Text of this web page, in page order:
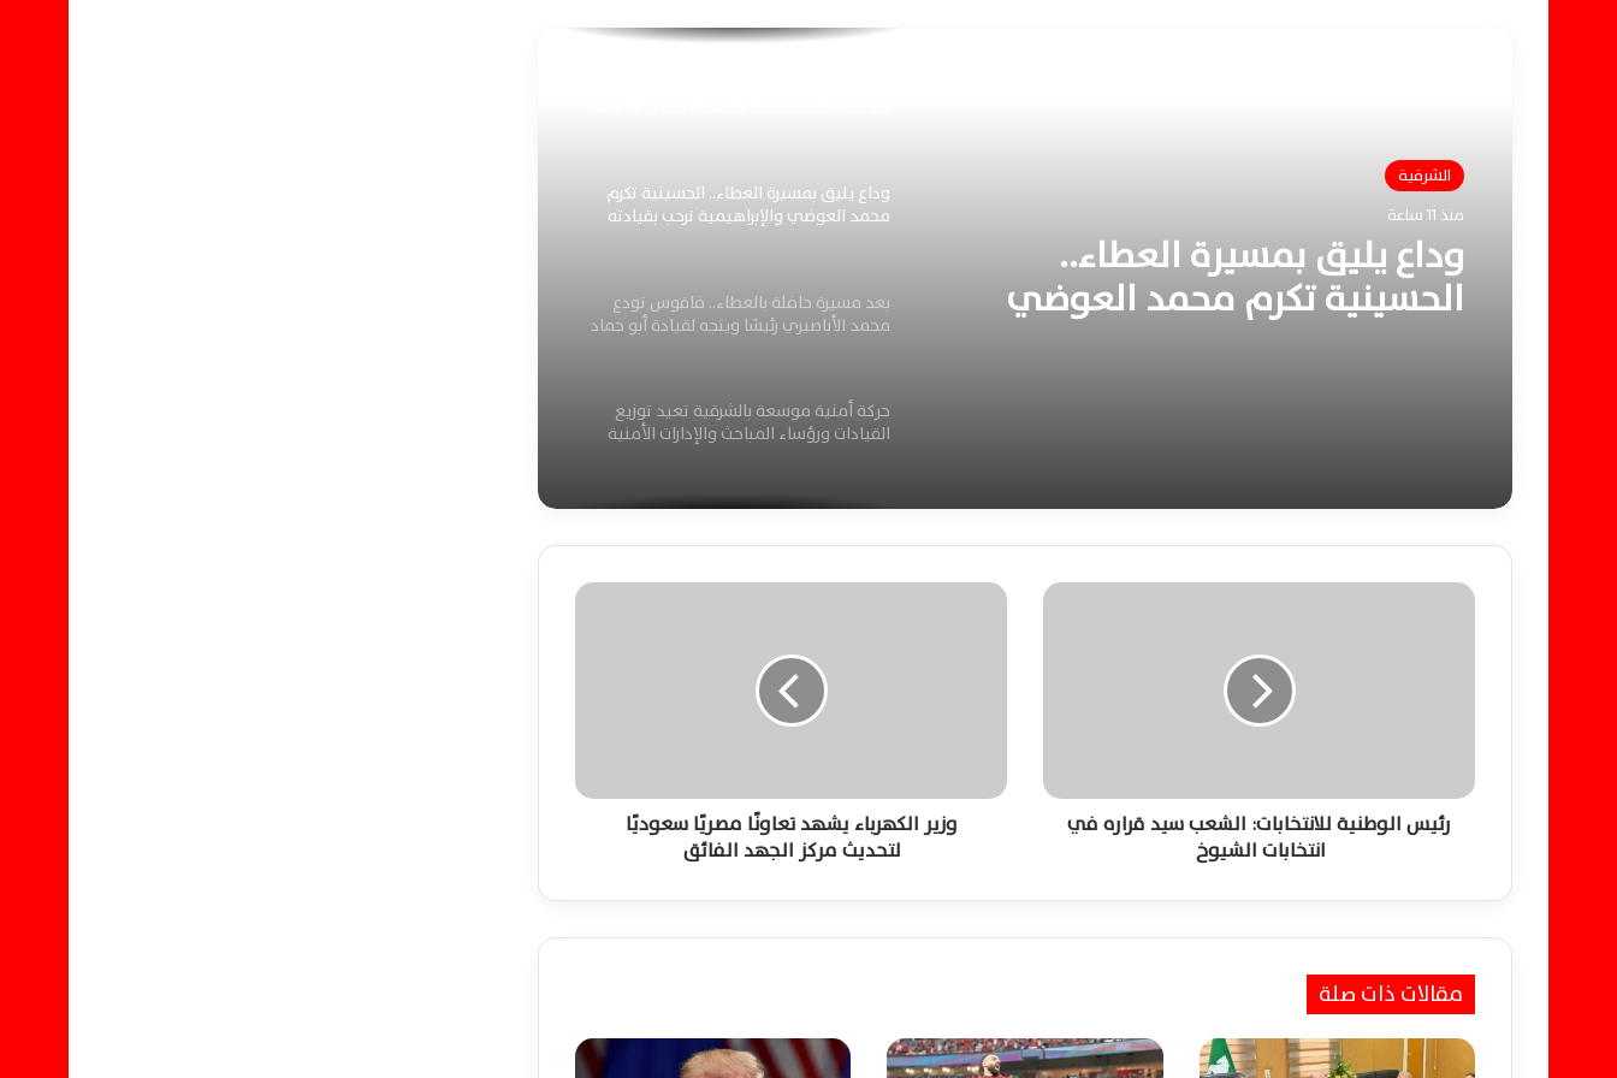
الشرقية
منذ 11 ساعة
وداع يليق بمسيرة العطاء..
الحسينية تكرم محمد العوضي
المشتركة
وداع يليق بمسيرة العطاء.. الحسينية تكرم
محمد العوضي والإبراهيمية ترحب بقيادته
بعد مسيرة حافلة بالعطاء.. فاقوس تودع
محمد الأباصيري رئيسًا ويتجه لقيادة أبو حماد
حركة أمنية موسعة بالشرقية تعيد توزيع
القيادات ورؤساء المباحث والإدارات الأمنية
الإسرائيلية غير القانونية بالأراضي الفلسطينية
محاكمته أمام القضاء المصري اليوم
اتفاق مقترح يمنح إيران دورًا بالإشراف على
الملاحة عبر مضيق هرمز يثير الجدل
السيسي وملك البحرين يؤكدان تعزيز الشراكة
ر
ن
ل
ت
ب
رئيس الوطنية للانتخابات: الشعب سيد قراره في
انتخابات الشيوخ
و
ر
ي
ا
وزير الكهرباء يشهد تعاونًا مصريًا سعوديًا
لتحديث مركز الجهد الفائق
مقالات ذات صلة